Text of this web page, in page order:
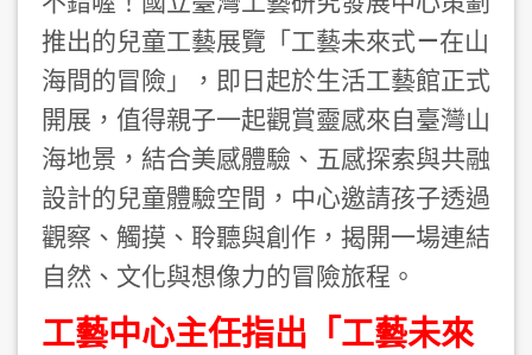
推出的兒童工藝展覽「工藝未來式－在山
海間的冒險」，即日起於生活工藝館正式
開展，值得親子一起觀賞靈感來自臺灣山
海地景，結合美感體驗、五感探索與共融
設計的兒童體驗空間，中心邀請孩子透過
觀察、觸摸、聆聽與創作，揭開一場連結
自然、文化與想像力的冒險旅程。
工藝中心主任指出「工藝未來